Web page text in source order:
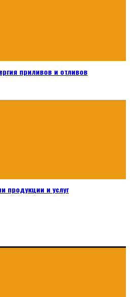
приливов и отливов
продукции и услуг